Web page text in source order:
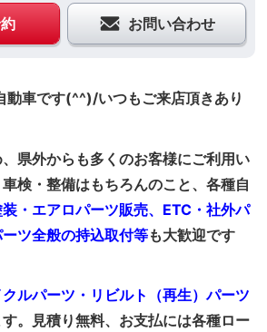
お問い合わせ
動車です(^^)/いつもご来店頂きあり
県外からも多くのお客様にご利用い
検・整備はもちろんのこと、各種自
・エアロパーツ販売、ETC・社外パ
ツ全般の持込取付等も大歓迎です
ルパーツ・リビルト（再生）パーツ
。見積り無料、お支払には各種ロー